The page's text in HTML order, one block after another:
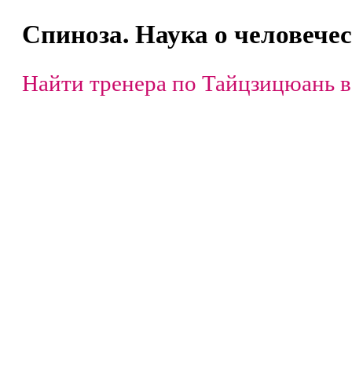
Спиноза. Наука о
Найти тренера по Тайцзицюань